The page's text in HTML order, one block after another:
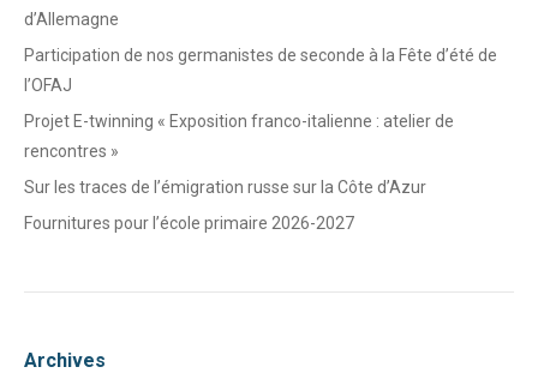
d’Allemagne
Participation de nos germanistes de seconde à la Fête d’été de
l’OFAJ
Projet E-twinning « Exposition franco-italienne : atelier de
rencontres »
Sur les traces de l’émigration russe sur la Côte d’Azur
Fournitures pour l’école primaire 2026-2027
Archives